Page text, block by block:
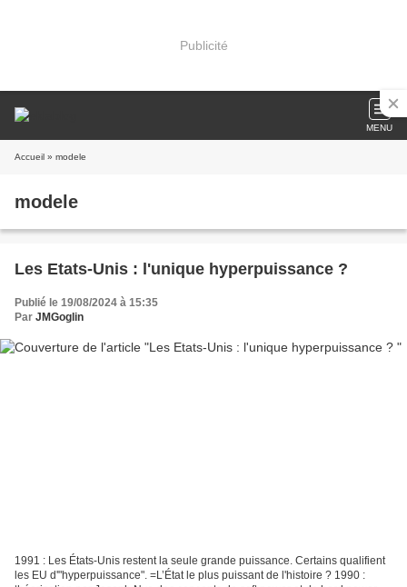
Publicité
MENU
Accueil » modele
modele
Les Etats-Unis : l'unique hyperpuissance ?
Publié le 19/08/2024 à 15:35
Par JMGoglin
1991 : Les États-Unis restent la seule grande puissance. Certains qualifient
les EU d'"hyperpuissance". =L’État le plus puissant de l'histoire ? 1990 :